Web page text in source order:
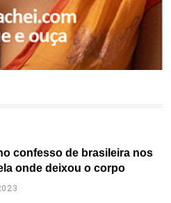
confesso de brasileira nos
onde deixou o corpo